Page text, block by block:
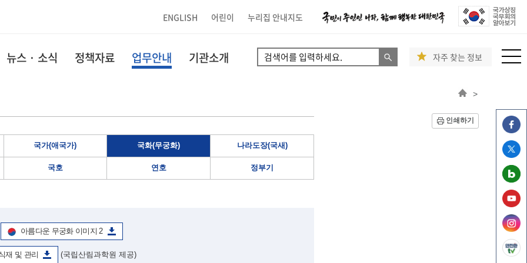
ENGLISH 어린이 누리집 안내지도
뉴스 · 소식 정책자료 업무안내 기관소개 자주 찾는 정보
>
인쇄하기
국가(애국가) 국화(무궁화) 나라도장(국새)
국호 연호 정부기
아름다운 무궁화 이미지 2
재 및 관리 (국립산림과학원 제공)